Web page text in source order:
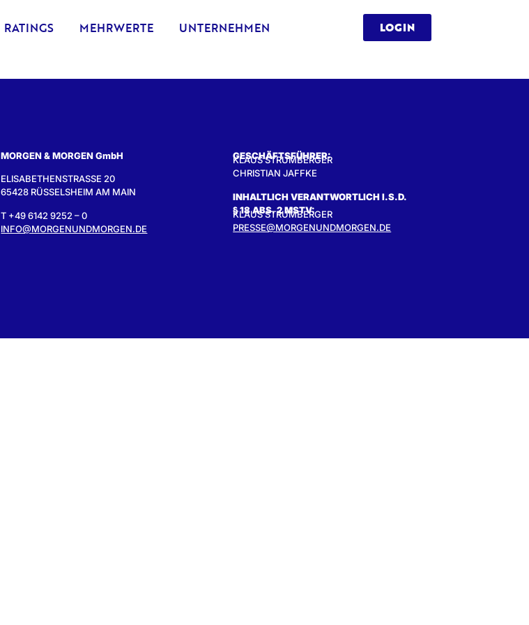
RATINGS MEHRWERTE UNTERNEHMEN LOGIN
MORGEN & MORGEN GmbH
ELISABETHENSTRASSE 20
65428 RÜSSELSHEIM AM MAIN
T +49 6142 9252 – 0
INFO@MORGENUNDMORGEN.DE
GESCHÄFTSFÜHRER:
KLAUS STRUMBERGER
CHRISTIAN JAFFKE
INHALTLICH VERANTWORTLICH I.S.D.
§ 18 ABS. 2 MSTV:
KLAUS STRUMBERGER
PRESSE@MORGENUNDMORGEN.DE